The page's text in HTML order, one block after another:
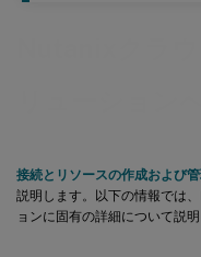
接続とリソースの作成および
説明します。以下の情報では
ョンに固有の詳細について説明